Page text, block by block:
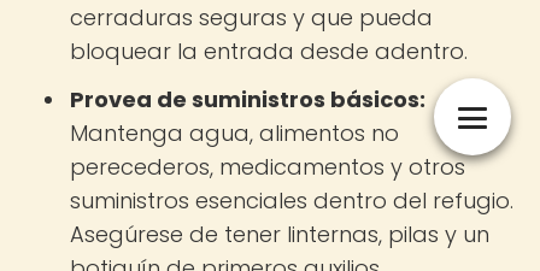
cerraduras seguras y que pueda
bloquear la entrada desde adentro.
Provea de suministros básicos:
Mantenga agua, alimentos no
perecederos, medicamentos y otros
suministros esenciales dentro del refugio.
Asegúrese de tener linternas, pilas y un